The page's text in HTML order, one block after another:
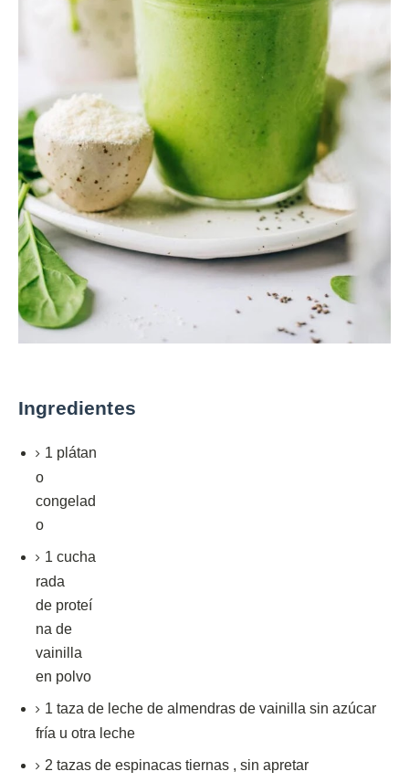
Ingredientes
1 plátan
o
congelad
o
1 cucha
rada
de proteí
na de
vainilla
en polvo
1 taza de leche de almendras de vainilla sin azúcar
fría u otra leche
2 tazas de espinacas tiernas , sin apretar